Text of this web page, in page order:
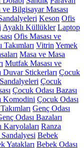
ve Bilgisayar Masası
Keson Ofis
Ayaklı Küllükler Laptop
Ofis Masası ve
Takımları Vitrin Yemek
Masa ve Masa
Mutfak Masası ve
Duvar Stickerları Çocuk
Çocuk
Çocuk Odası Bazası
Komodini Çocuk Odası
Genç Odası
Odası Bazaları
Karyolaları Ranza
Bebek
Yatakları Bebek Odası